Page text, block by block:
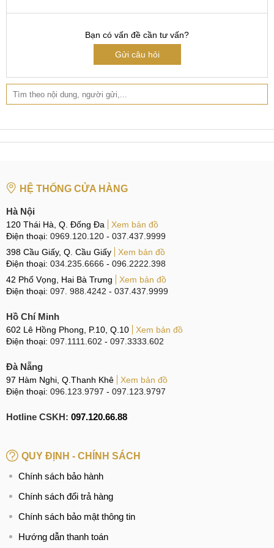
602 Lê Hồng Phong, Q10
097.3333.602- Đường đi:
Tại Đà Nẵng
CN 6:97 Hàm Nghi, Q.Thanh Khê
Cam kết thay mặt kính Realme GT7 Pro Uy
Ưu tiên chất lượng dịch vụ và trải nghiệm sử dụng của
kính Realme GT7 Pro chất lượng cao kèm theo những cam
kết Uy tín.
Linh kiện Zin 100%
Linh kiện Zin 100%
Về chất lượng mặt kính được sử dụng trong thay thế,
MobileCity Care cam kết cung cấp linh kiện chất lượng cao
và mới 100%, nguồn gốc rõ ràng.
Linh kiện Zin 100%
dụng đều là hàng mới nguyên bản, nói không với linh
Linh kiện Chính hãng, chất lượng cao
lượng cao, cho trải nghiệm chạm vuốt như mặt kính
cung cấp bởi những hãng Uy tín, nói không với linh kiện
trôi nổi.
Nói không với linh kiện kém chất lượng
Bạn có vấn đề cần tư vấn?
Gửi câu hỏi
HỆ THỐNG CỬA HÀNG
Hà Nội
120 Thái Hà, Q. Đống Đa
Xem bản đồ
Điện thoại: 0969.120.120 - 037.437.9999
398 Cầu Giấy, Q. Cầu Giấy
Xem bản đồ
Điện thoại: 034.235.6666 - 096.2222.398
42 Phố Vọng, Hai Bà Trưng
Xem bản đồ
Điện thoại: 097. 988.4242 - 037.437.9999
Hồ Chí Minh
602 Lê Hồng Phong, P.10, Q.10
Xem bản đồ
Điện thoại: 097.1111.602 - 097.3333.602
Đà Nẵng
97 Hàm Nghi, Q.Thanh Khê
Xem bản đồ
Điện thoại: 096.123.9797 - 097.123.9797
Hotline CSKH: 097.120.66.88
QUY ĐỊNH - CHÍNH SÁCH
Chính sách bảo hành
Chính sách đổi trả hàng
Chính sách bảo mật thông tin
Hướng dẫn thanh toán